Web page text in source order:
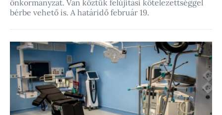
önkormányzat. Van köztük felújítási kötelezettséggel
bérbe vehető is. A határidő február 19.